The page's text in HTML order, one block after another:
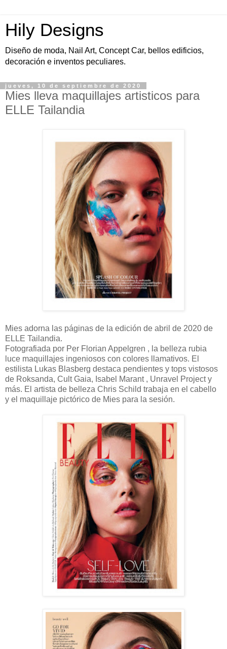
Hily Designs
Diseño de moda, Nail Art, Concept Car, bellos edificios,
decoración e inventos peculiares.
jueves, 10 de septiembre de 2020
Mies lleva maquillajes artisticos para
ELLE Tailandia
Mies adorna las páginas de la edición de abril de 2020 de
ELLE Tailandia.
Fotografiada por Per Florian Appelgren , la belleza rubia
luce maquillajes ingeniosos con colores llamativos. El
estilista Lukas Blasberg destaca pendientes y tops vistosos
de Roksanda, Cult Gaia, Isabel Marant , Unravel Project y
más. El artista de belleza Chris Schild trabaja en el cabello
y el maquillaje pictórico de Mies para la sesión.